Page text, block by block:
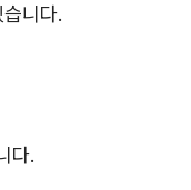
니다.
다.